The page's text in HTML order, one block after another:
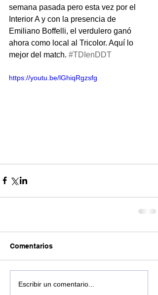
semana pasada pero esta vez por el
Interior A y con la presencia de
Emiliano Boffelli, el verdulero ganó
ahora como local al Tricolor. Aquí lo
mejor del match. #TDIenDDT
https://youtu.be/lGhiqRgzsfg
Comentarios
Escribir un comentario...